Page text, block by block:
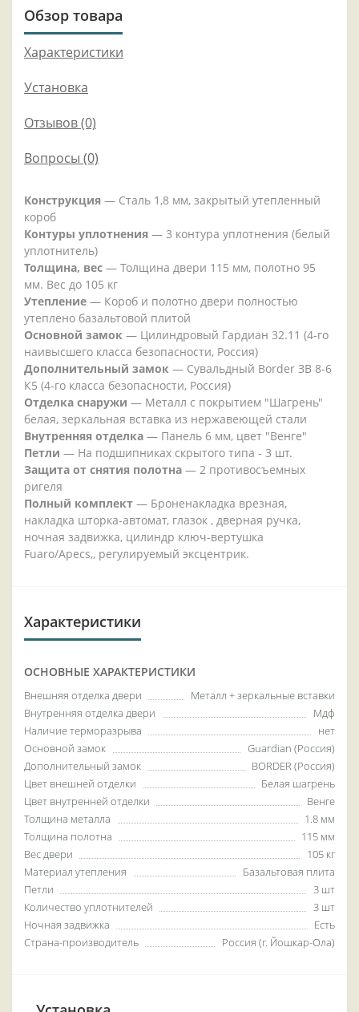
Обзор товара
Характеристики
Установка
Отзывов (0)
Вопросы (0)
Конструкция — Сталь 1,8 мм, закрытый утепленный
короб
Контуры уплотнения — 3 контура уплотнения (белый
уплотнитель)
Толщина, вес — Толщина двери 115 мм, полотно 95
мм. Вес до 105 кг
Утепление — Короб и полотно двери полностью
утеплено базальтовой плитой
Основной замок — Цилиндровый Гардиан 32.11 (4-го
наивысшего класса безопасности, Россия)
Дополнительный замок — Сувальдный Border ЗВ 8-6
К5 (4-го класса безопасности, Россия)
Отделка снаружи — Металл с покрытием "Шагрень"
белая, зеркальная вставка из нержавеющей стали
Внутренняя отделка — Панель 6 мм, цвет "Венге"
Петли — На подшипниках скрытого типа - 3 шт.
Защита от снятия полотна — 2 противосъемных
ригеля
Полный комплект — Броненакладка врезная,
накладка шторка-автомат, глазок , дверная ручка,
ночная задвижка, цилиндр ключ-вертушка
Fuaro/Apecs,, регулируемый эксцентрик.
Характеристики
ОСНОВНЫЕ ХАРАКТЕРИСТИКИ
Внешняя отделка двери
Металл + зеркальные вставки
Внутренняя отделка двери
Мдф
Наличие терморазрыва
нет
Основной замок
Guardian (Россия)
Дополнительный замок
BORDER (Россия)
Цвет внешней отделки
Белая шагрень
Цвет внутренней отделки
Венге
Толщина металла
1.8 мм
Толщина полотна
115 мм
Вес двери
105 кг
Материал утепления
Базальтовая плита
Петли
3 шт
Количество уплотнителей
3 шт
Ночная задвижка
Есть
Страна-производитель
Россия (г. Йошкар-Ола)